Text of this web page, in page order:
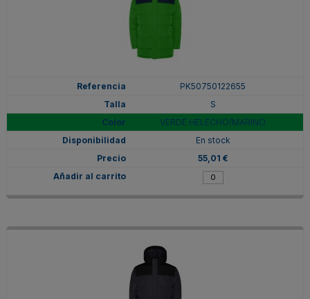
PK50750122655
S
VERDE HELECHO/MARINO
En stock
55,01 €